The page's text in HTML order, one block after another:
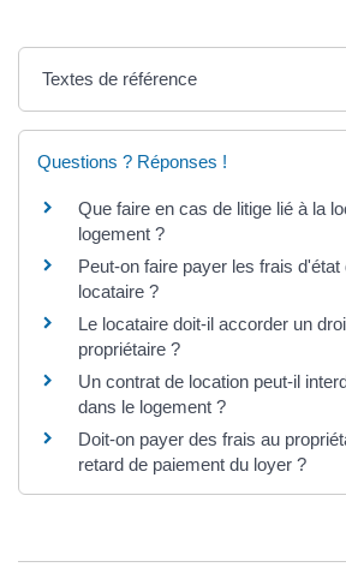
Textes de référence
Questions ? Réponses !
Que faire en cas de litige lié à la
logement ?
Peut-on faire payer les frais d'état
locataire ?
Le locataire doit-il accorder un
propriétaire ?
Un contrat de location peut-il
dans le logement ?
Doit-on payer des frais au
retard de paiement du loyer ?